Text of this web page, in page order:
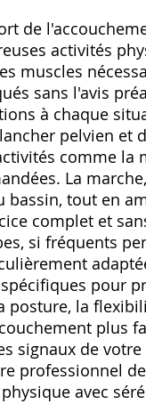
de
activités
muscles
sans l'avis
à chaque
pelvien et
comme la
La
bassin, tout en
complet et
si fréquents
pour
posture, la
plus
signaux de
professionnel
avec